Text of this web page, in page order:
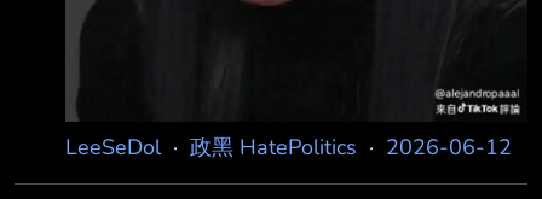
LeeSeDol· 政黑 HatePolitics · 2026-06-12